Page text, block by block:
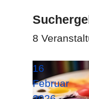
8
16
Februar